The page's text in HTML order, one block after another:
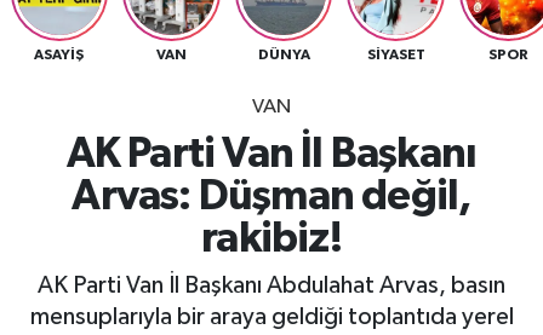
ASAYİŞ VAN DÜNYA SİYASET SPOR
VAN
AK Parti Van İl Başkanı
Arvas: Düşman değil,
rakibiz!
AK Parti Van İl Başkanı Abdulahat Arvas, basın
mensuplarıyla bir araya geldiği toplantıda yerel
Van Trafik Yoğunluk Haritası
Süper Lig Puan Durumu ve Fikstür
Tüm Manşetler
Son Dakika Haberleri
Haber Arşivi